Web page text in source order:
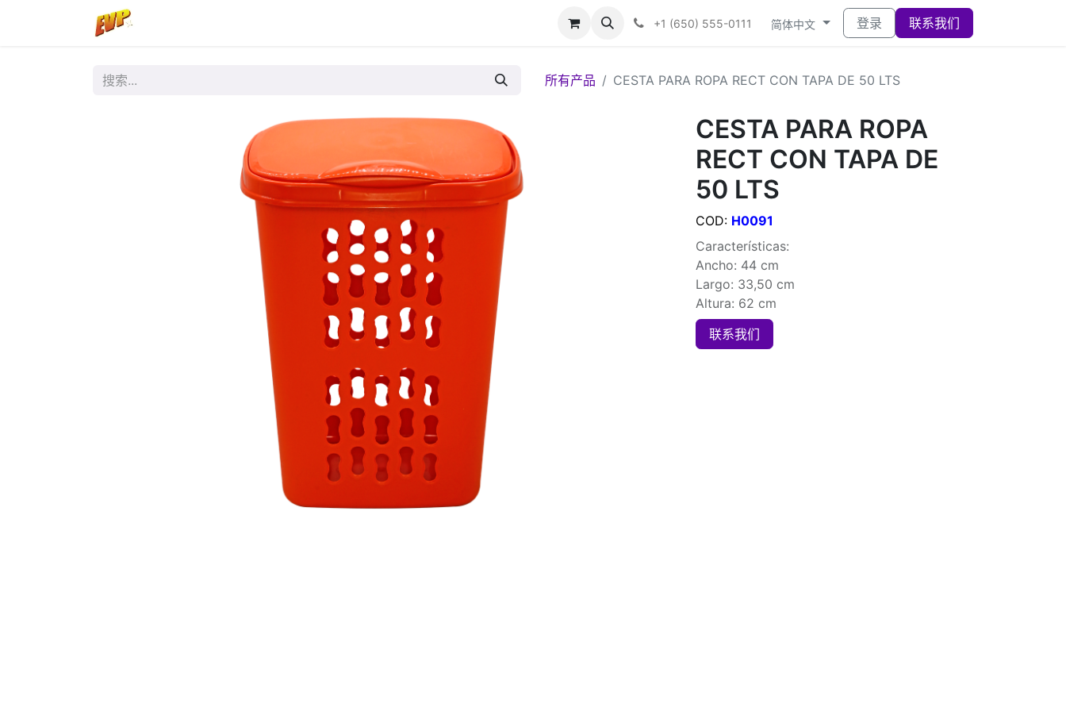
+1 (650) 555-0111 简体中文 登录 联系我们
所有产品 CESTA PARA ROPA RECT CON TAPA DE 50 LTS
CESTA PARA ROPA
RECT CON TAPA DE
50 LTS
COD: H0091
Características:
Ancho: 44 cm
Largo: 33,50 cm
Altura: 62 cm
联系我们